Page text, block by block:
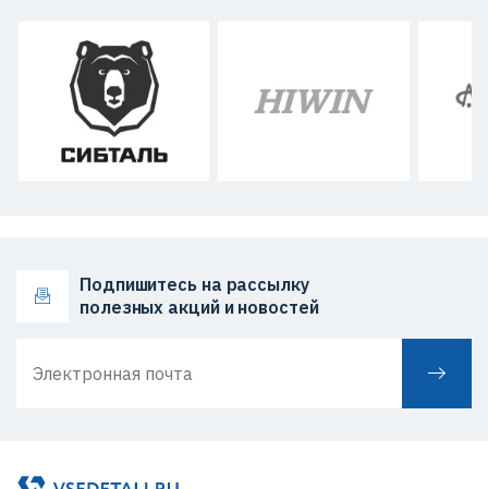
Подпишитесь на рассылку
полезных акций и новостей